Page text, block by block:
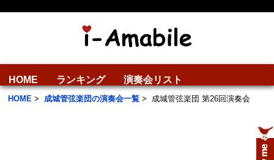
HOME ランキング 演奏会リスト
HOME > 成城管弦楽団の演奏会一覧 > 成城管弦楽団 第26回演奏会